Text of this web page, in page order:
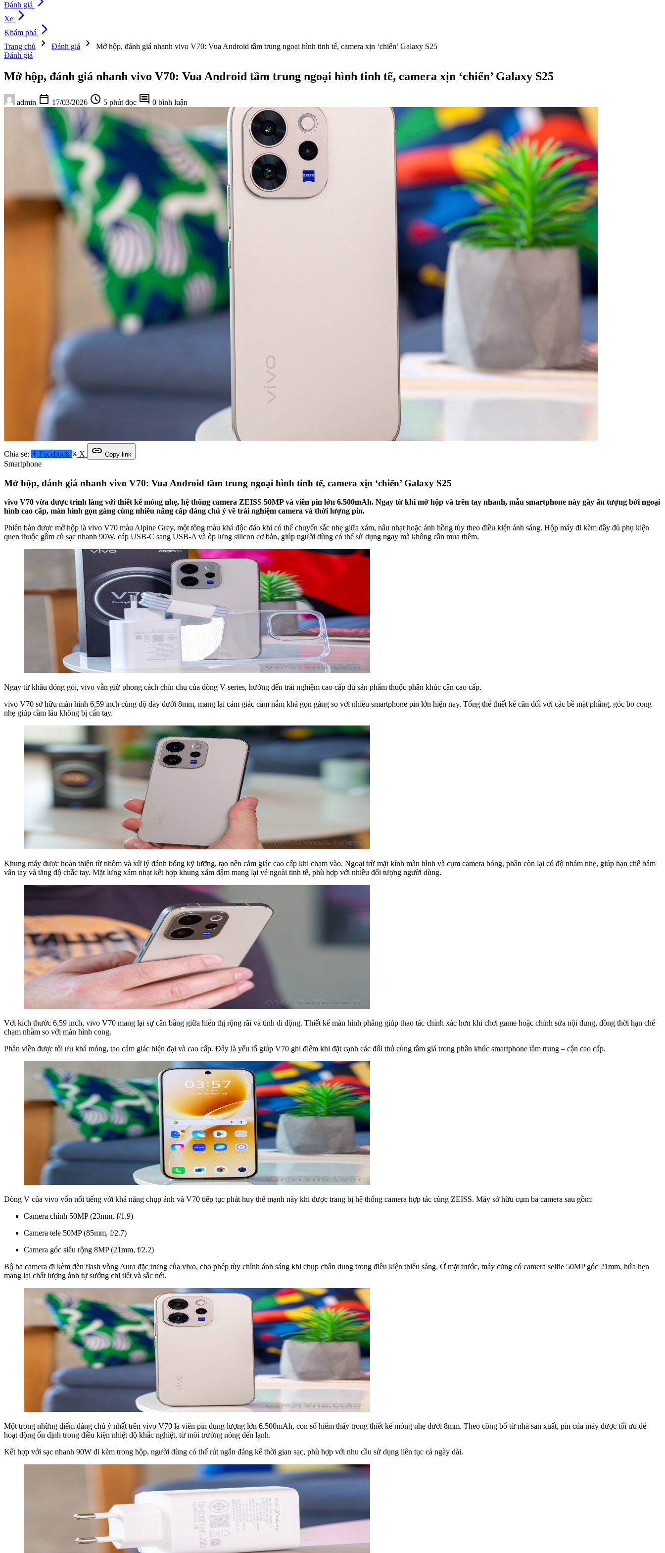
Đánh giá
Xe arrow_forward_ios
Khám phá arrow_forward_ios
Trang chủ chevron_right Đánh giá chevron_right
Mở hộp, đánh giá nhanh vivo V70: Vua Android tầm trung ngoại hình tinh tế, camera xịn ‘chiến’ Galaxy S25
Đánh giá
Mở hộp, đánh giá nhanh vivo V70: Vua Android tầm trung ngoại hình tinh tế, camera xịn ‘chiến’ Galaxy S25
admin calendar_today 17/03/2026 schedule 5 phút đọc comment 0 bình luận
Chia sẻ: Facebook X link Copy link
Smartphone
Mở hộp, đánh giá nhanh vivo V70: Vua Android tầm trung ngoại hình tinh tế, camera xịn ‘chiến’ Galaxy S25
vivo V70 vừa được trình làng với thiết kế mỏng nhẹ, hệ thống camera ZEISS 50MP và viên pin lớn 6.500mAh. Ngay từ khi mở hộp và trên tay nhanh, mẫu smartphone này gây ấn tượng bởi ngoại
hình cao cấp, màn hình gọn gàng cùng nhiều nâng cấp đáng chú ý về trải nghiệm camera và thời lượng pin.
Phiên bản được mở hộp là vivo V70 màu Alpine Grey, một tông màu khá độc đáo khi có thể chuyển sắc nhẹ giữa xám, nâu nhạt hoặc ánh hồng tùy theo điều kiện ánh sáng. Hộp máy đi kèm đầy đủ phụ kiện
quen thuộc gồm củ sạc nhanh 90W, cáp USB-C sang USB-A và ốp lưng silicon cơ bản, giúp người dùng có thể sử dụng ngay mà không cần mua thêm.
Ngay từ khâu đóng gói, vivo vẫn giữ phong cách chỉn chu của dòng V-series, hướng đến trải nghiệm cao cấp dù sản phẩm thuộc phân khúc cận cao cấp.
vivo V70 sở hữu màn hình 6,59 inch cùng độ dày dưới 8mm, mang lại cảm giác cầm nắm khá gọn gàng so với nhiều smartphone pin lớn hiện nay. Tổng thể thiết kế cân đối với các bề mặt phẳng, góc bo cong
nhẹ giúp cầm lâu không bị cấn tay.
Khung máy được hoàn thiện từ nhôm và xử lý đánh bóng kỹ lưỡng, tạo nên cảm giác cao cấp khi chạm vào. Ngoại trừ mặt kính màn hình và cụm camera bóng, phần còn lại có độ nhám nhẹ, giúp hạn chế bám
vân tay và tăng độ chắc tay. Mặt lưng xám nhạt kết hợp khung xám đậm mang lại vẻ ngoài tinh tế, phù hợp với nhiều đối tượng người dùng.
Với kích thước 6,59 inch, vivo V70 mang lại sự cân bằng giữa hiển thị rộng rãi và tính di động. Thiết kế màn hình phẳng giúp thao tác chính xác hơn khi chơi game hoặc chỉnh sửa nội dung, đồng thời hạn chế
chạm nhầm so với màn hình cong.
Phần viền được tối ưu khá mỏng, tạo cảm giác hiện đại và cao cấp. Đây là yếu tố giúp V70 ghi điểm khi đặt cạnh các đối thủ cùng tầm giá trong phân khúc smartphone tầm trung – cận cao cấp.
Dòng V của vivo vốn nổi tiếng với khả năng chụp ảnh và V70 tiếp tục phát huy thế mạnh này khi được trang bị hệ thống camera hợp tác cùng ZEISS. Máy sở hữu cụm ba camera sau gồm:
Camera chính 50MP (23mm, f/1.9)
Camera tele 50MP (85mm, f/2.7)
Camera góc siêu rộng 8MP (21mm, f/2.2)
Bộ ba camera đi kèm đèn flash vòng Aura đặc trưng của vivo, cho phép tùy chỉnh ánh sáng khi chụp chân dung trong điều kiện thiếu sáng. Ở mặt trước, máy cũng có camera selfie 50MP góc 21mm, hứa hẹn
mang lại chất lượng ảnh tự sướng chi tiết và sắc nét.
Một trong những điểm đáng chú ý nhất trên vivo V70 là viên pin dung lượng lớn 6.500mAh, con số hiếm thấy trong thiết kế mỏng nhẹ dưới 8mm. Theo công bố từ nhà sản xuất, pin của máy được tối ưu để
hoạt động ổn định trong điều kiện nhiệt độ khắc nghiệt, từ môi trường nóng đến lạnh.
Kết hợp với sạc nhanh 90W đi kèm trong hộp, người dùng có thể rút ngắn đáng kể thời gian sạc, phù hợp với nhu cầu sử dụng liên tục cả ngày dài.